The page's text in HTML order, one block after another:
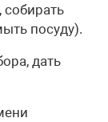
собирать
посуду).
дать